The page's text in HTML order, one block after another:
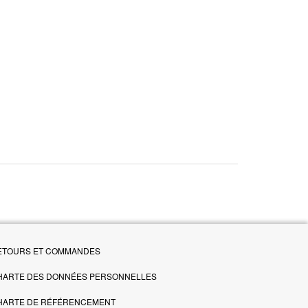
ET COMMANDES
DES DONNÉES PERSONNELLES
DE RÉFÉRENCEMENT